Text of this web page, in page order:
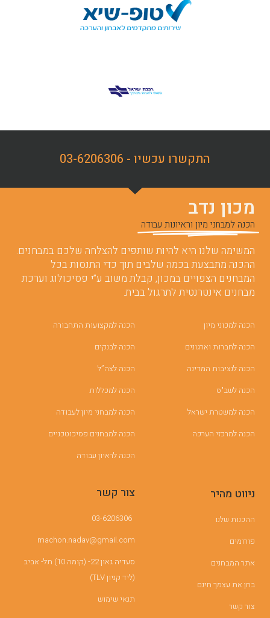
התקשרו עכשיו - 03-6206306
מכון נדב
הכנה למבחני מיון וראיונות עבודה
המשימה שלנו היא להיות שותפים להצלחה שלכם במבחנים.
ההכנה מתבצעת בכמה שלבים תוך כדי התנסות בכל
המבחנים הצפויים במכון, קבלת משוב ע”י פסיכולוג וערכת
מבחנים אינטרנטית לתרגול בבית.
הכנה למכוני מיון
הכנה לחברות וארגונים
הכנה לנציבות המדינה
הכנה לשב"ס
הכנה למשטרת ישראל
הכנה למרכזי הערכה
הכנה למקצועות התחבורה
הכנה לבנקים
הכנה לצה”ל
הכנה למכללות
הכנה למבחני מיון לעבודה
הכנה למבחנים פסיכוטכניים
הכנה לראיון עבודה
ניווט מהיר
ההכנות שלנו
פורומים
אתר המבחנים
בחן את עצמך חינם
צור קשר
צור קשר
03-6206306
machon.nadav@gmail.com
סעדיה גאון 22- (קומה 10) תל- אביב
(ליד קניון TLV)
תנאי שימוש